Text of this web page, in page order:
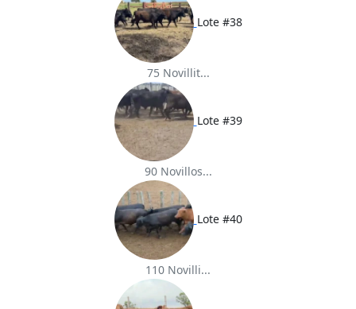
Lote #38
75 Novillit...
Lote #39
90 Novillos...
Lote #40
110 Novilli...